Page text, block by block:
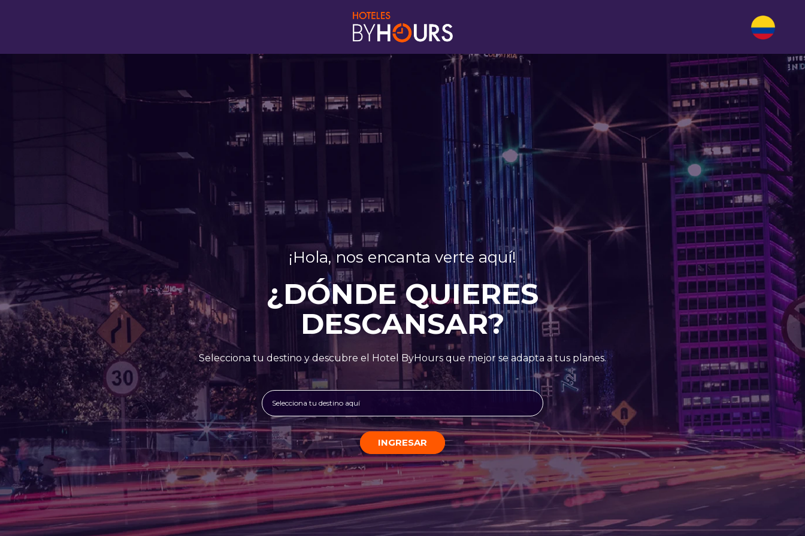
¡Hola, nos encanta verte aquí!
¿DÓNDE QUIERES
DESCANSAR?
Selecciona tu destino y descubre el Hotel ByHours que mejor se adapta a tus planes.
Selecciona tu destino aquí
INGRESAR